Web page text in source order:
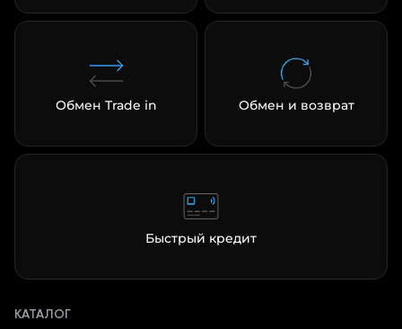
Обмен Trade in Обмен и возврат
Быстрый кредит
КАТАЛОГ